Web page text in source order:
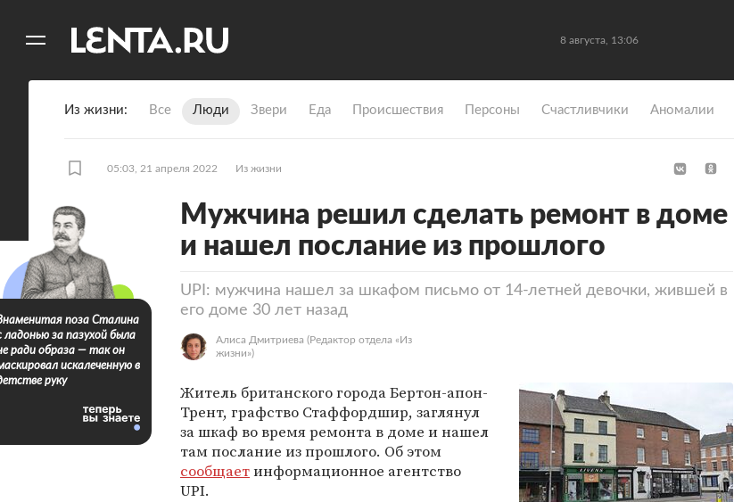
8 августа, 13:06
Из жизни Все Люди Звери Еда Происшествия Персоны Счастливчики Аномалии
05:03, 21 апреля 2022 Из жизни
Мужчина решил сделать ремонт в доме
и нашел послание из прошлого
UPI: мужчина нашел за шкафом письмо от 14-летней девочки, жившей в
его доме 30 лет назад
Алиса Дмитриева (Редактор отдела «Из
жизни»)
Житель британского города Бертон-апон-
Трент, графство Стаффордшир, заглянул
за шкаф во время ремонта в доме и нашел
там послание из прошлого. Об этом
сообщаетинформационное агентство
UPI.
поза Сталина
ладонью за пазухой была
ради образа — так он
искалеченную в
руку